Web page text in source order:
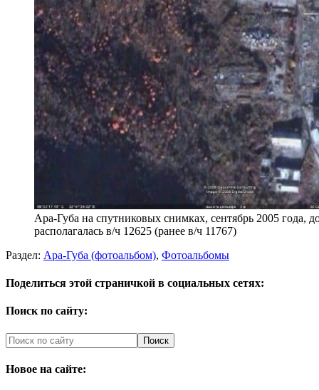
Ара-Губа на спутниковых снимках, сентябрь 2005 года,
располагалась в/ч 12625 (ранее в/ч 11767)
Раздел: Ара-Губа (фотоальбом), Фотоальбомы
Поделиться этой страничкой в социальных сетях:
Поиск по сайту:
Новое на сайте: